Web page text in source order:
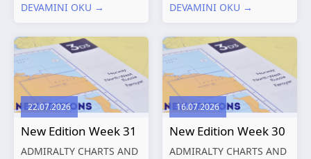
PUBLICATIONS New
Charts published 13
August 2026 Chart
Title, limits
and other remarks
319
International chart
DEVAMINI OKU →
PUBLICATIONS New
Charts published 06
August 2026 Chart Title,
limits and other remarks
1602 China – Chang...
DEVAMINI OKU →
22.07.2026
New Edition Week 31
ADMIRALTY CHARTS AND
16.07.2026
New Edition Week 30
ADMIRALTY CHARTS AND